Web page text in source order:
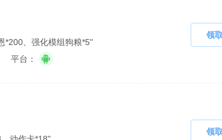
*200、强化模组狗粮*5"
平台：
领
领